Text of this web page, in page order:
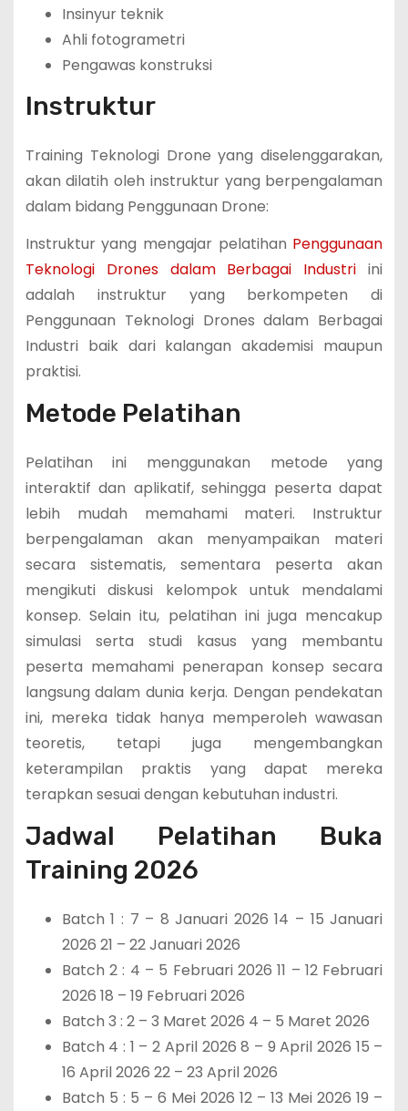
Insinyur teknik
Ahli fotogrametri
Pengawas konstruksi
Instruktur
Training Teknologi Drone yang diselenggarakan,
akan dilatih oleh instruktur yang berpengalaman
dalam bidang Penggunaan Drone:
Instruktur yang mengajar pelatihan Penggunaan
Teknologi Drones dalam Berbagai Industriini
adalah instruktur yang berkompeten di
Penggunaan Teknologi Drones dalam Berbagai
Industri baik dari kalangan akademisi maupun
praktisi.
Metode Pelatihan
Pelatihan ini menggunakan metode yang
interaktif dan aplikatif, sehingga peserta dapat
lebih mudah memahami materi. Instruktur
berpengalaman akan menyampaikan materi
secara sistematis, sementara peserta akan
mengikuti diskusi kelompok untuk mendalami
konsep. Selain itu, pelatihan ini juga mencakup
simulasi serta studi kasus yang membantu
peserta memahami penerapan konsep secara
langsung dalam dunia kerja. Dengan pendekatan
ini, mereka tidak hanya memperoleh wawasan
teoretis, tetapi juga mengembangkan
keterampilan praktis yang dapat mereka
terapkan sesuai dengan kebutuhan industri.
Jadwal Pelatihan Buka
Training 2026
Batch 1 : 7 – 8 Januari 2026 14 – 15 Januari
2026 21 – 22 Januari 2026
Batch 2 : 4 – 5 Februari 2026 11 – 12 Februari
2026 18 – 19 Februari 2026
Batch 3 : 2 – 3 Maret 2026 4 – 5 Maret 2026
Batch 4 : 1 – 2 April 2026 8 – 9 April 2026 15 –
16 April 2026 22 – 23 April 2026
Batch 5 : 5 – 6 Mei 2026 12 – 13 Mei 2026 19 –